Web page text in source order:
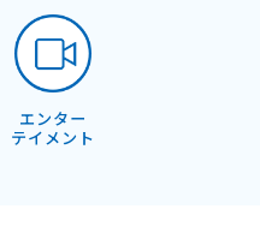
エンター
テイメント